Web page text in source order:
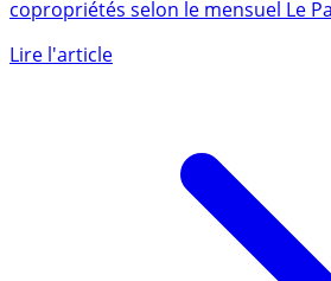
Détails chiffrés du coût moyen des
copropriétés selon le mensuel Le